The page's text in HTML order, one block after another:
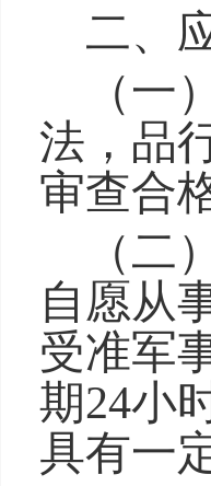
二、
（一）
法，品
审查合
（二）
自愿从
受准军
期24小
具有一